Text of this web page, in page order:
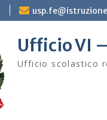
Ufficio VI
Ufficio scolastico